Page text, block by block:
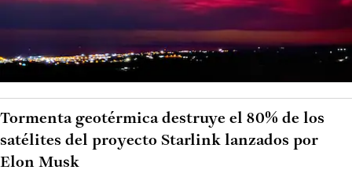
Tormenta geotérmica destruye el 80% de los
satélites del proyecto Starlink lanzados por
Elon Musk